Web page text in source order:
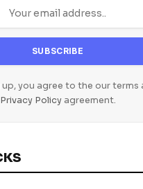
up, you agree to the our terms
Privacy Policyagreement.